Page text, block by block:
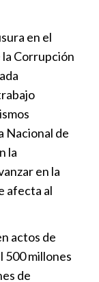
en el
la Corrupción
Nacional de
la
en la
afecta al
actos de
500 millones
de